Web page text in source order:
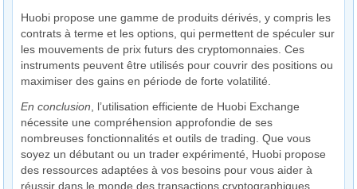
Huobi propose une gamme de produits dérivés, y compris les
contrats à terme et les options, qui permettent de spéculer sur
les mouvements de prix futurs des cryptomonnaies. Ces
instruments peuvent être utilisés pour couvrir des positions ou
maximiser des gains en période de forte volatilité.
En conclusion, l’utilisation efficiente de Huobi Exchange
nécessite une compréhension approfondie de ses
nombreuses fonctionnalités et outils de trading. Que vous
soyez un débutant ou un trader expérimenté, Huobi propose
des ressources adaptées à vos besoins pour vous aider à
réussir dans le monde des transactions cryptographiques.